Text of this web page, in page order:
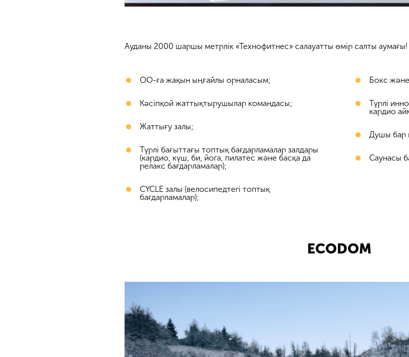
Ауданы 2000 шаршы метрлік «Технофитнес» салауатты өмір салты аумағы!
ОО-ға жақын ыңғайлы орналасым;
Кәсіпқой жаттықтырушылар командасы;
Жаттығу залы;
Түрлі бағыттағы топтық бағдарламалар залдары
(кардио, күш, би, йога, пилатес және басқа да
релакс бағдарламалар);
CYCLE залы (велосипедтегі топтық
бағдарламалар);
Бокс
Түрлі
кардио
Душы бар
Саунасы
ECODOM